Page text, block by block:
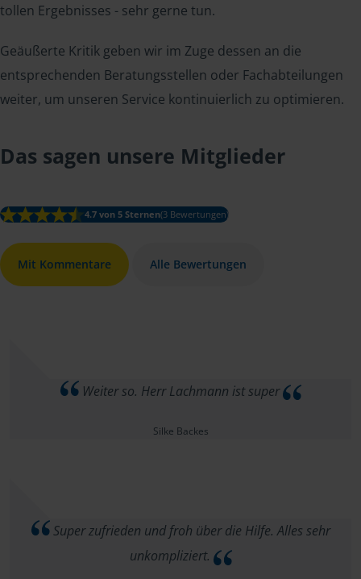
tollen Ergebnisses - sehr gerne tun.
Geäußerte Kritik geben wir im Zuge dessen an die
entsprechenden Beratungsstellen oder Fachabteilungen
weiter, um unseren Service kontinuierlich zu optimieren.
Das sagen unsere Mitglieder
4.7 von 5 Sternen(3 Bewertungen)
Mit Kommentare Alle Bewertungen
Weiter so. Herr Lachmann ist super
Silke Backes
Super zufrieden und froh über die Hilfe. Alles sehr
unkompliziert.